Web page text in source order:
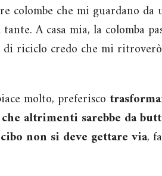
colombe che mi guardano da
A casa mia, la colomba
riciclo credo che mi
molto, preferisco
altrimenti sarebbe da
non si deve gettare via,